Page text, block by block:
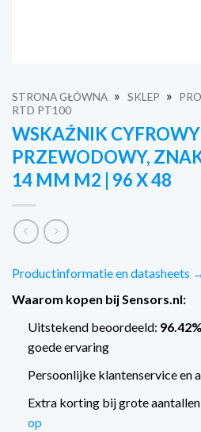
STRONA GŁÓWNA » SKLEP »
RTD PT100
WSKAŹNIK
PRZEWODOWY,
14 MM M2 | 96 X 48
Productinformatie en datasheets
Waarom kopen bij Sensors.nl:
Uitstekend beoordeeld: 96.42%
goede ervaring
Persoonlijke klantenservice en
Extra korting bij grote
op